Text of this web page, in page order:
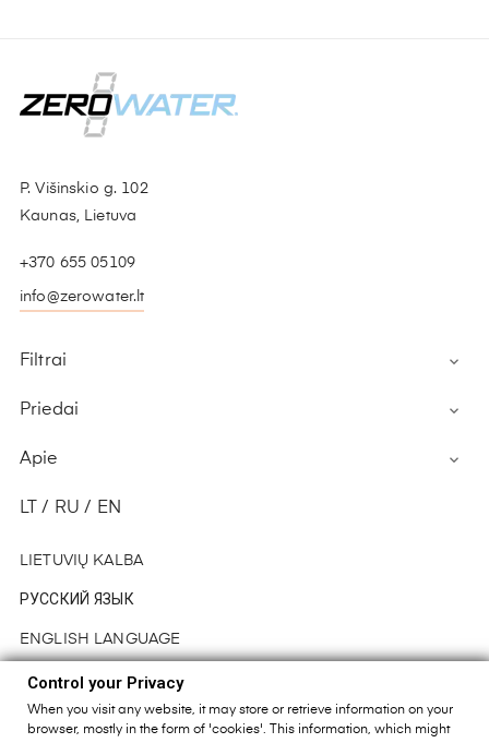
P. Višinskio g. 102
Kaunas, Lietuva
+370 655 05109
info@zerowater.lt
Filtrai 
Priedai 
Apie 
LT / RU / EN
LIETUVIŲ KALBA
РУССКИЙ ЯЗЫК
ENGLISH LANGUAGE
Control your Privacy
When you visit any website, it may store or retrieve information on your
browser, mostly in the form of 'cookies'. This information, which might